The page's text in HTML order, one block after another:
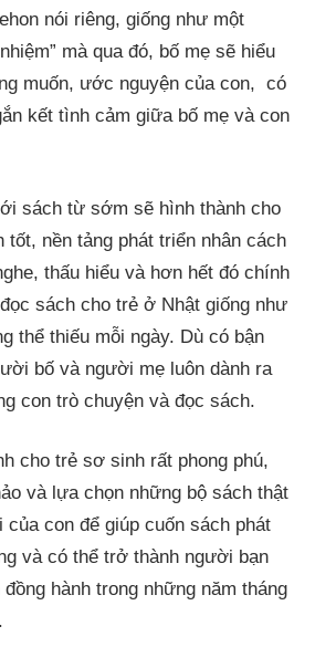
nói riêng, giống như một
mà qua đó, bố mẹ sẽ hiểu
muốn, ước nguyện của con, có
kết tình cảm giữa bố mẹ và con
sách từ sớm sẽ hình thành cho
nền tảng phát triển nhân cách
thấu hiểu và hơn hết đó chính
sách cho trẻ ở Nhật giống như
thể thiếu mỗi ngày. Dù có bận
bố và người mẹ luôn dành ra
con trò chuyện và đọc sách.
cho trẻ sơ sinh rất phong phú,
và lựa chọn những bộ sách thật
con để giúp cuốn sách phát
và có thể trở thành người bạn
hành trong những năm tháng